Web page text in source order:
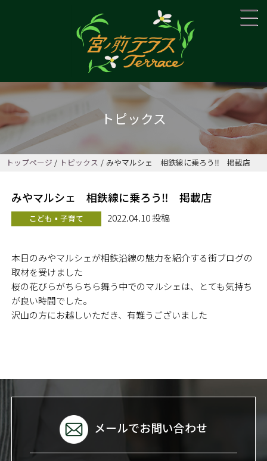
トピックス
トップページ トピックス みやマルシェ 相鉄線に乗ろう‼ 掲載店
みやマルシェ 相鉄線に乗ろう‼ 掲載店
こども▪子育て 2022.04.10 投稿
本日のみやマルシェが相鉄沿線の魅力を紹介する街ブログの
取材を受けました
桜の花びらがちらちら舞う中でのマルシェは、とても気持ち
が良い時間でした。
沢山の方にお越しいただき、有難うございました
メールでお問い合わせ